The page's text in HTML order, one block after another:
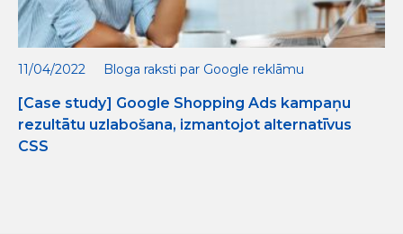
11/04/2022 Bloga raksti par Google reklāmu
[Case study] Google Shopping Ads kampaņu
rezultātu uzlabošana, izmantojot alternatīvus
CSS